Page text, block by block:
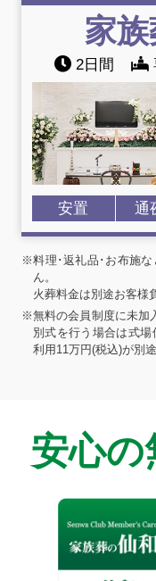
家
2日間
安置 通
※料理･返礼品･お布施な
ん。
火葬料金は別途お客様
※無料の会員制度に未加
別式を行う場合は式
利用11万円(税込)が別
安心の